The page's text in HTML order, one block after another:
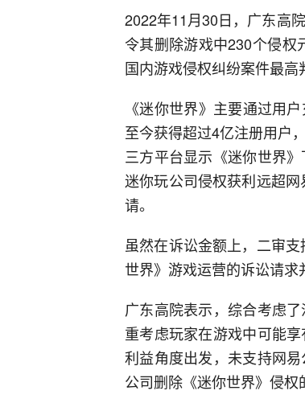
2022年11月30日，广东高
令其删除游戏中230个侵权
国内游戏侵权纠纷案件最高
《迷你世界》主要通过用
至今获得超过4亿注册用户
三方平台显示《迷你世界
迷你玩公司侵权获利远超
请。
虽然在诉讼金额上，二审
世界》游戏运营的诉讼请求
广东高院表示，综合考虑
重考虑玩家在游戏中可能
利益角度出发，未支持网
公司删除《迷你世界》侵权